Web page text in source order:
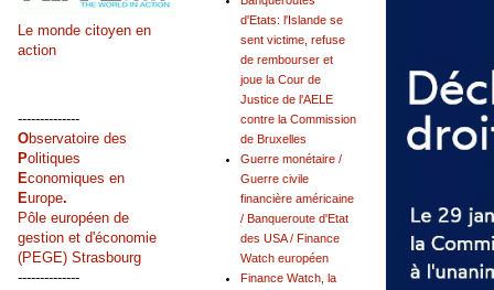
d'Etats: l'Islande se
sent victime, refuse
de rembourser et
joue la Cour de
Justice de l'AELE
contre la Commission
de Bruxelles
Guerre monétaire /
Guerre civile
financière américaine
/ Banqueroute d'Etat
des USA / Finance
Watch européen
Finance Watch, la
Le monde citoyen en
action
--------------
Observatoire des
Politiques
Economiques en
Europe.
Pôle européen de
gestion et d'économie
(PEGE) Strasbourg
--------------